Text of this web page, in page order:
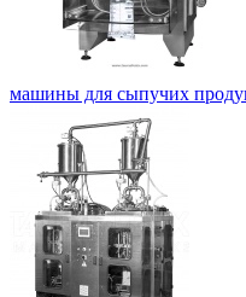
машины для сыпучих